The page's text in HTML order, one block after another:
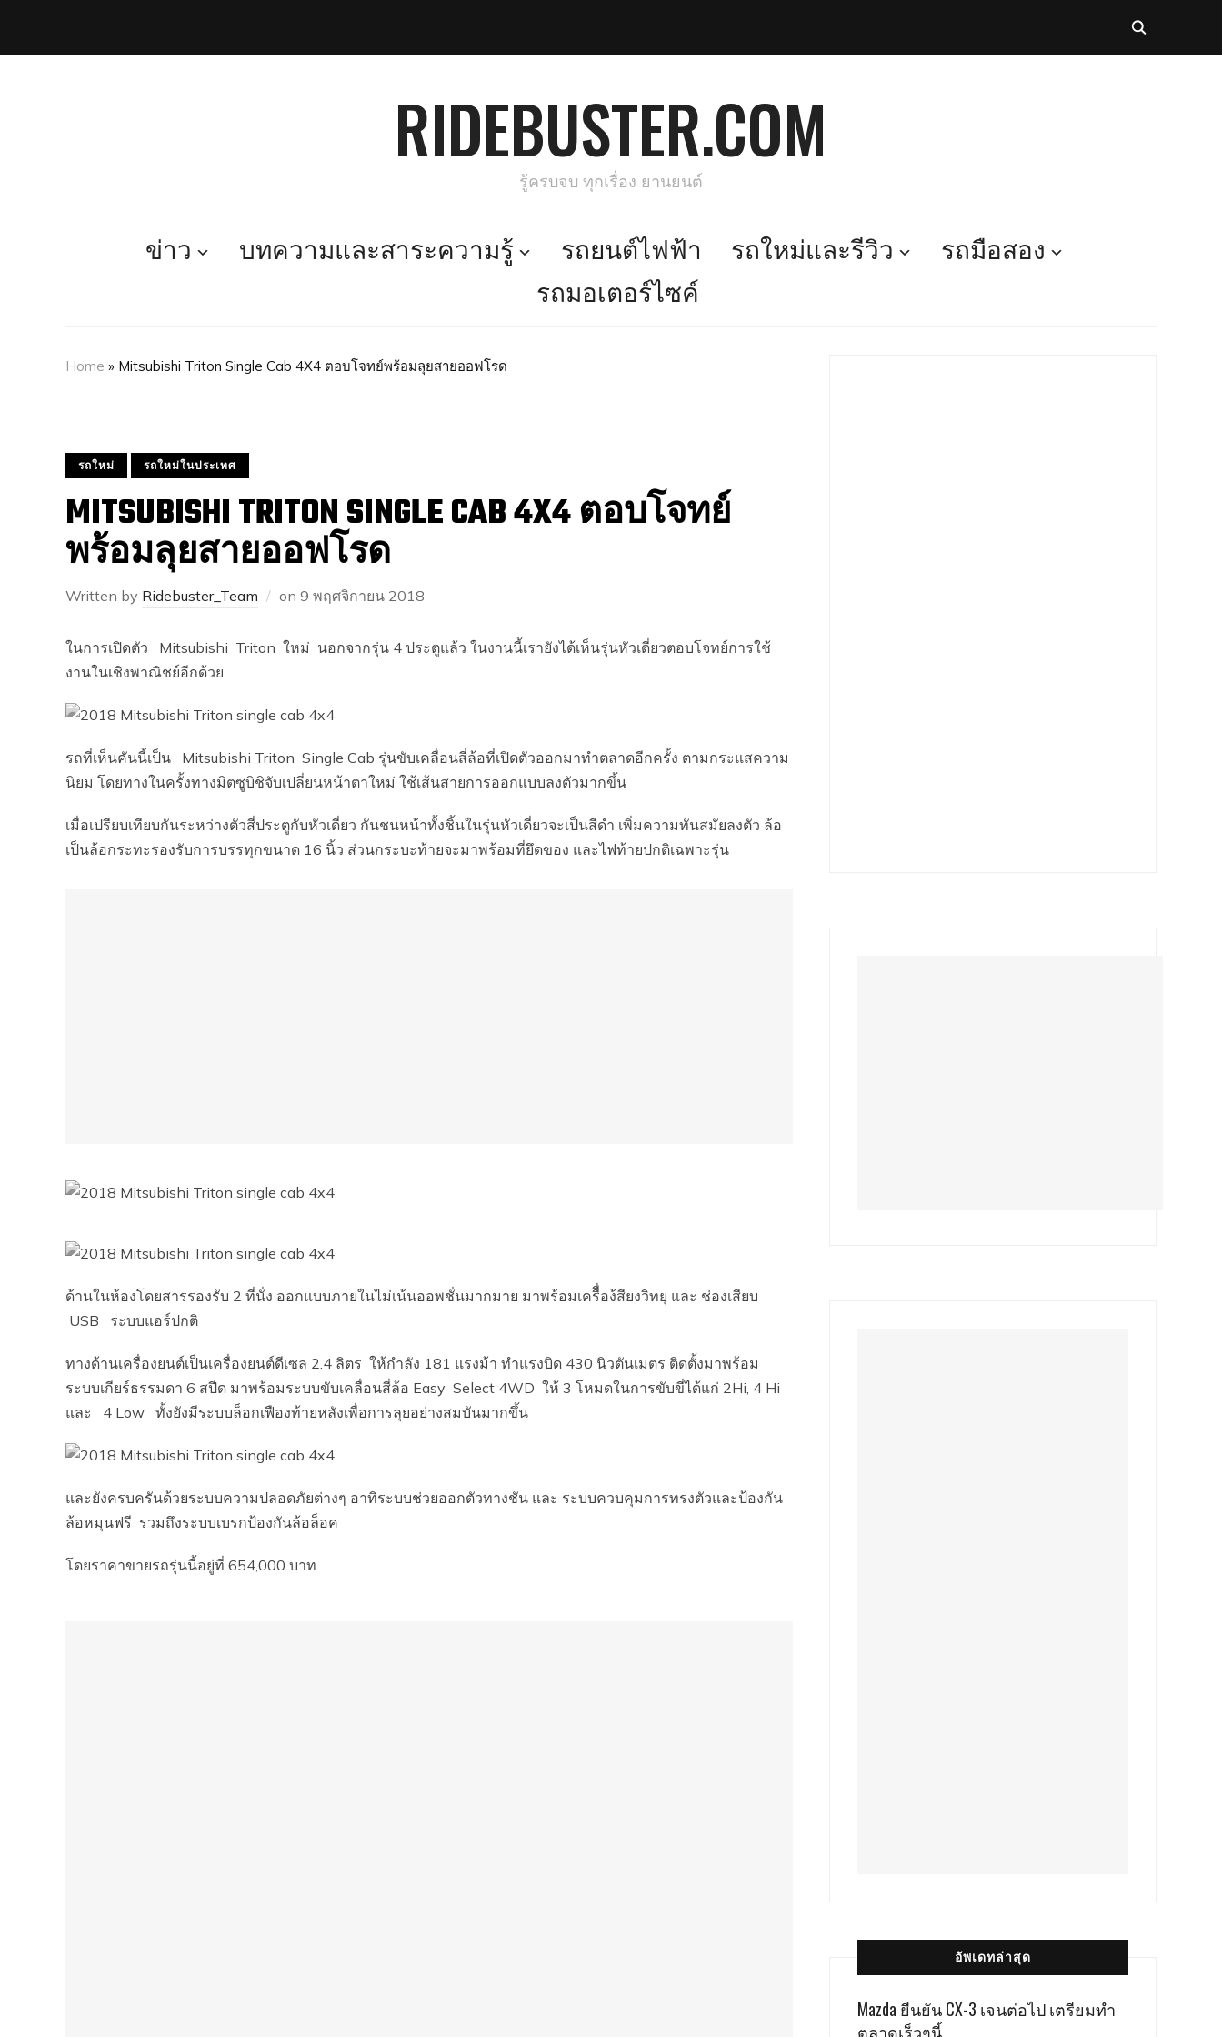
RIDEBUSTER.COM
รู้ครบจบ ทุกเรื่อง ยานยนต์
ข่าว บทความและสาระความรู้ รถยนต์ไฟฟ้า รถใหม่และรีวิว
รถมือสอง
รถมอเตอร์ไซค์
Home » Mitsubishi Triton Single Cab 4X4 ตอบโจทย์พร้อมลุยสายออฟโรด
รถใหม่ รถใหม่ในประเทศ
MITSUBISHI TRITON SINGLE CAB 4X4 ตอบโจทย์
พร้อมลุยสายออฟโรด
Written by Ridebuster_Team on 9 พฤศจิกายน 2018
ในการเปิดตัว Mitsubishi Triton ใหม่ นอกจากรุ่น 4 ประตูแล้ว ในงานนี้เรายังได้เห็นรุ่นหัวเดี่ยวตอบโจทย์การใช้
งานในเชิงพาณิชย์อีกด้วย
รถที่เห็นคันนี้เป็น Mitsubishi Triton Single Cab รุ่นขับเคลื่อนสี่ล้อที่เปิดตัวออกมาทำตลาดอีกครั้ง ตามกระแสความ
นิยม โดยทางในครั้งทางมิตซูบิชิจับเปลี่ยนหน้าตาใหม่ ใช้เส้นสายการออกแบบลงตัวมากขึ้น
เมื่อเปรียบเทียบกันระหว่างตัวสี่ประตูกับหัวเดี่ยว กันชนหน้าทั้งชิ้นในรุ่นหัวเดี่ยวจะเป็นสีดำ เพิ่มความทันสมัยลงตัว ล้อ
เป็นล้อกระทะรองรับการบรรทุกขนาด 16 นิ้ว ส่วนกระบะท้ายจะมาพร้อมที่ยึดของ และไฟท้ายปกติเฉพาะรุ่น
ด้านในห้องโดยสารรองรับ 2 ที่นั่ง ออกแบบภายในไม่เน้นออพชั่นมากมาย มาพร้อมเครืื่อง้สียงวิทยุ และ ช่องเสียบ
USB ระบบแอร์ปกติ
ทางด้านเครื่องยนต์เป็นเครื่องยนต์ดีเซล 2.4 ลิตร ให้กำลัง 181 แรงม้า ทำแรงบิด 430 นิวตันเมตร ติดตั้งมาพร้อม
ระบบเกียร์ธรรมดา 6 สปีด มาพร้อมระบบขับเคลื่อนสี่ล้อ Easy Select 4WD ให้ 3 โหมดในการขับขี่ได้แก่ 2Hi, 4 Hi
และ 4 Low ทั้งยังมีระบบล็อกเฟืองท้ายหลังเพื่อการลุยอย่างสมบันมากขึ้น
และยังครบครันด้วยระบบความปลอดภัยต่างๆ อาทิระบบช่วยออกตัวทางชัน และ ระบบควบคุมการทรงตัวและป้องกัน
ล้อหมุนฟรี รวมถึงระบบเบรกป้องกันล้อล็อค
โดยราคาขายรถรุ่นนี้อยู่ที่ 654,000 บาท
อัพเดทล่าสุด
Mazda ยืนยัน CX-3 เจนต่อไป เตรียมทำ
ตลาดเร็วๆนี้